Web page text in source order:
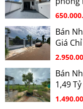
Bán
Giá
Bán
1,49 Tỷ